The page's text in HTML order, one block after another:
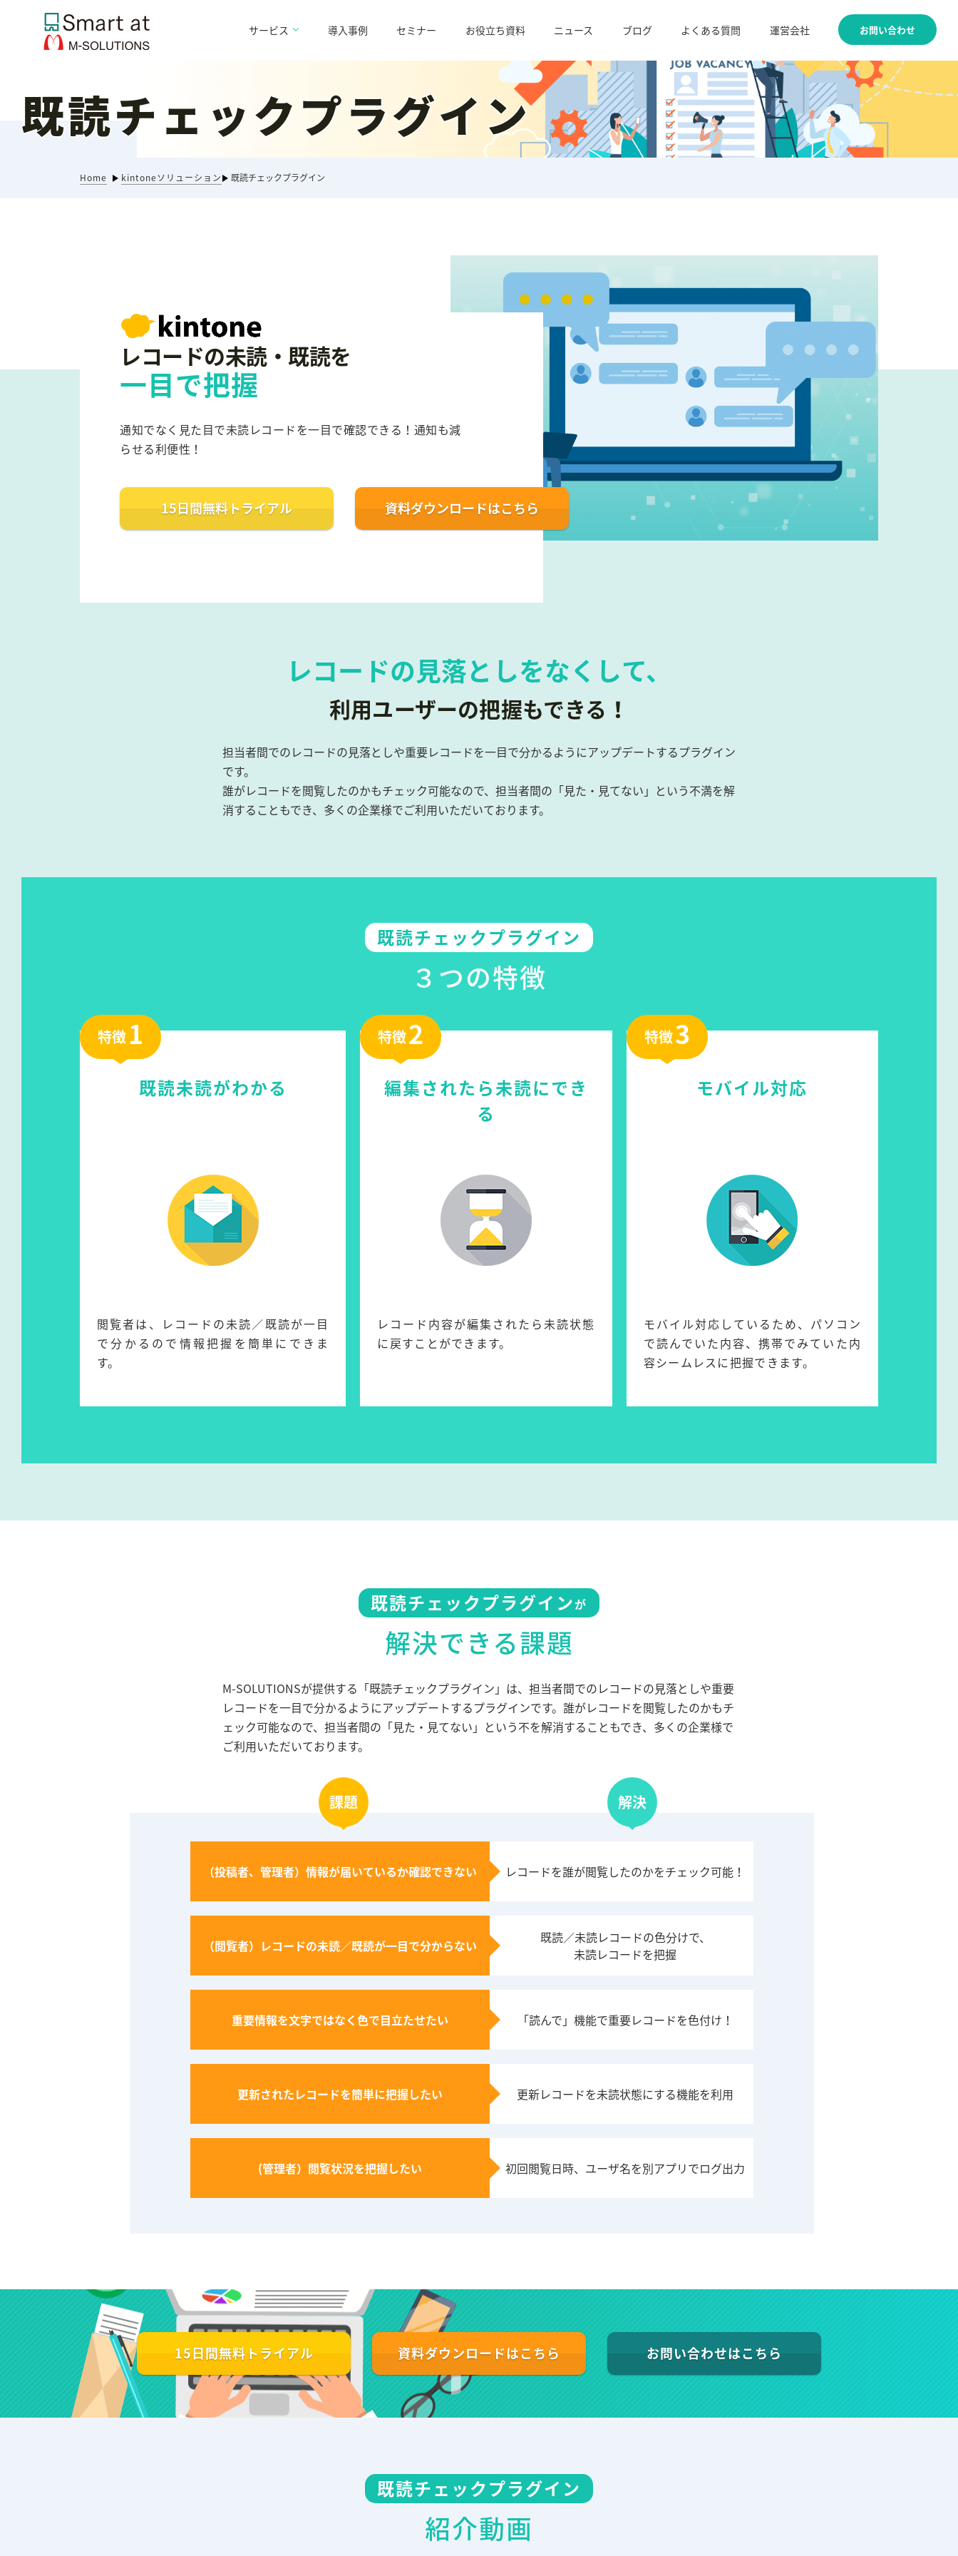
サービス 導入事例 セミナー お役立ち資料 ニュース ブログ よくある質問 運営会社 お問い合わせ
既読チェックプラグイン
Home kintoneソリューション 既読チェックプラグイン
レコードの未読・既読を
一目で把握
通知でなく見た目で未読レコードを一目で確認できる！通知も減
らせる利便性！
15日間無料トライアル 資料ダウンロードはこちら
レコードの見落としをなくして、
利用ユーザーの把握もできる！
担当者間でのレコードの見落としや重要レコードを一目で分かるようにアップデートするプラグイン
です。
誰がレコードを閲覧したのかもチェック可能なので、担当者間の「見た・見てない」という不満を解
消することもでき、多くの企業様でご利用いただいております。
既読チェックプラグイン
３つの特徴
特徴 1
既読未読がわかる
閲覧者は、レコードの未読／既読が一目
で分かるので情報把握を簡単にできま
す。
特徴2
編集されたら未読にでき
る
レコード内容が編集されたら未読状態
に戻すことができます。
特徴3
モバイル対応
モバイル対応しているため、パソコン
で読んでいた内容、携帯でみていた内
容シームレスに把握できます。
既読チェックプラグインが
解決できる課題
M-SOLUTIONSが提供する「既読チェックプラグイン」は、担当者間でのレコードの見落としや重要
レコードを一目で分かるようにアップデートするプラグインです。誰がレコードを閲覧したのかもチ
ェック可能なので、担当者間の「見た・見てない」という不を解消することもでき、多くの企業様で
ご利用いただいております。
課題
（投稿者、管理者）情報が届いているか確認できない
解決
レコードを誰が閲覧したのかをチェック可能！
（閲覧者）レコードの未読／既読が一目で分からない
既読／未読レコードの色分けで、
未読レコードを把握
重要情報を文字ではなく色で目立たせたい 「読んで」機能で重要レコードを色付け！
更新されたレコードを簡単に把握したい 更新レコードを未読状態にする機能を利用
(管理者）閲覧状況を把握したい 初回閲覧日時、ユーザ名を別アプリでログ出力
15日間無料トライアル 資料ダウンロードはこちら お問い合わせはこちら
既読チェックプラグイン
紹介動画